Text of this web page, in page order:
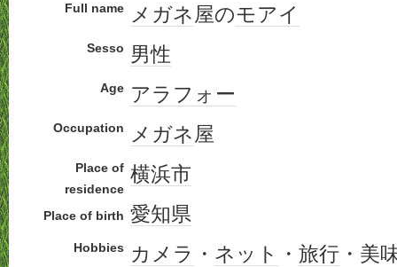
Full name メガネ屋のモアイ
Sesso 男性
Age アラフォー
Occupation メガネ屋
Place of
residence
横浜市
Place of birth 愛知県
Hobbies カメラ ・ ネット ・ 旅行 ・美